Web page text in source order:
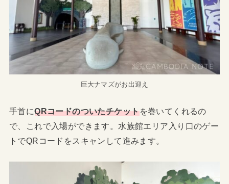
巨大ナマズがお出迎え
手首にQRコードのついたチケットを巻いてくれるの
で、これで入場ができます。水族館エリア入り口のゲー
トでQRコードをスキャンして進みます。